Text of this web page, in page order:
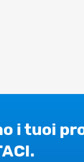
i tuoi